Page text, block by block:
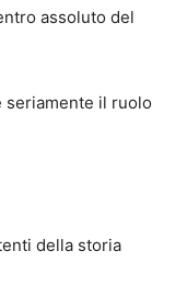
assoluto del
seriamente il ruolo
della storia